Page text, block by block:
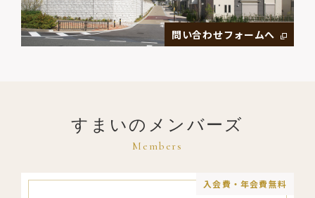
問い合わせフォームへ
すまいのメンバーズ
Members
入会費・年会費無料